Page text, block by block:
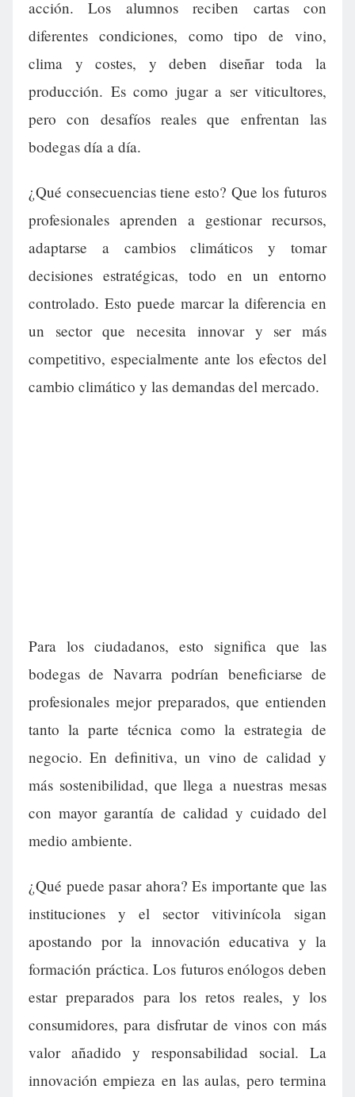
acción. Los alumnos reciben cartas con
diferentes condiciones, como tipo de vino,
clima y costes, y deben diseñar toda la
producción. Es como jugar a ser viticultores,
pero con desafíos reales que enfrentan las
bodegas día a día.
¿Qué consecuencias tiene esto? Que los futuros
profesionales aprenden a gestionar recursos,
adaptarse a cambios climáticos y tomar
decisiones estratégicas, todo en un entorno
controlado. Esto puede marcar la diferencia en
un sector que necesita innovar y ser más
competitivo, especialmente ante los efectos del
cambio climático y las demandas del mercado.
Para los ciudadanos, esto significa que las
bodegas de Navarra podrían beneficiarse de
profesionales mejor preparados, que entienden
tanto la parte técnica como la estrategia de
negocio. En definitiva, un vino de calidad y
más sostenibilidad, que llega a nuestras mesas
con mayor garantía de calidad y cuidado del
medio ambiente.
¿Qué puede pasar ahora? Es importante que las
instituciones y el sector vitivinícola sigan
apostando por la innovación educativa y la
formación práctica. Los futuros enólogos deben
estar preparados para los retos reales, y los
consumidores, para disfrutar de vinos con más
valor añadido y responsabilidad social. La
innovación empieza en las aulas, pero termina